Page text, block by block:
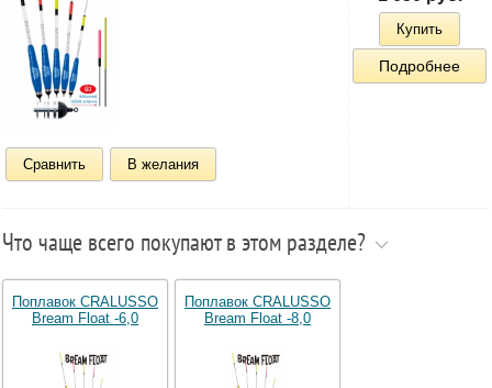
Сравнить В желания
Купить
Подробнее
Что чаще всего покупают в этом разделе?
Поплавок CRALUSSO
Bream Float -6,0
Поплавок CRALUSSO
Bream Float -8,0